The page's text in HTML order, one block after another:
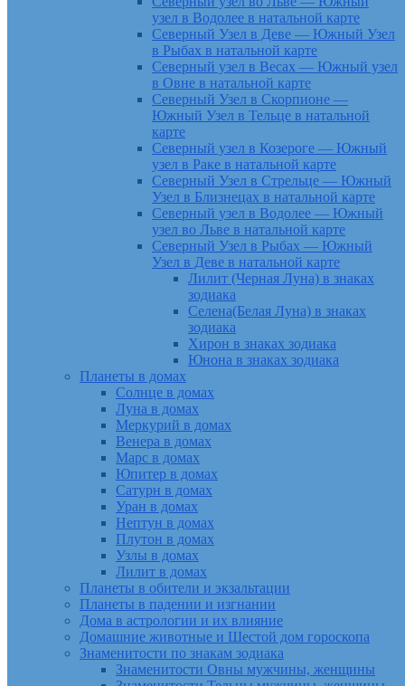
узел в Водолее в натальной карте
Северный Узел в Деве — Южный Узел
в Рыбах в натальной карте
Северный узел в Весах — Южный узел
в Овне в натальной карте
Северный Узел в Скорпионе —
Южный Узел в Тельце в натальной
карте
Северный узел в Козероге — Южный
узел в Раке в натальной карте
Северный Узел в Стрельце — Южный
Узел в Близнецах в натальной карте
Северный узел в Водолее — Южный
узел во Льве в натальной карте
Северный Узел в Рыбах — Южный
Узел в Деве в натальной карте
Лилит (Черная Луна) в знаках
зодиака
Селена(Белая Луна) в знаках
зодиака
Хирон в знаках зодиака
Юнона в знаках зодиака
Планеты в домах
Солнце в домах
Луна в домах
Меркурий в домах
Венера в домах
Марс в домах
Юпитер в домах
Сатурн в домах
Уран в домах
Нептун в домах
Плутон в домах
Узлы в домах
Лилит в домах
Планеты в обители и экзальтации
Планеты в падении и изгнании
Дома в астрологии и их влияние
Домашние животные и Шестой дом гороскопа
Знаменитости по знакам зодиака
Знаменитости Овны мужчины, женщины